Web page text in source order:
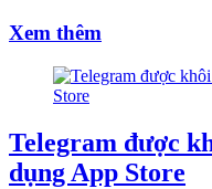
Xem thêm
Telegram được
dụng App Store